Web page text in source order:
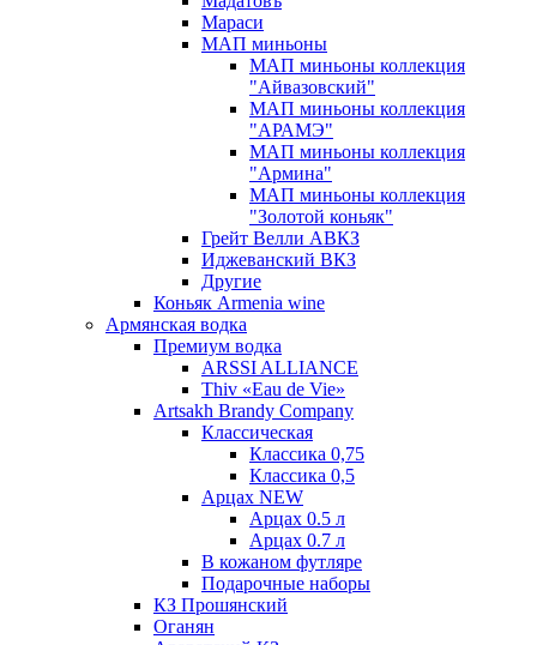
Мараси
МАП миньоны
МАП миньоны коллекция
"Айвазовский"
МАП миньоны коллекция
"АРАМЭ"
МАП миньоны коллекция
"Армина"
МАП миньоны коллекция
"Золотой коньяк"
Грейт Велли АВКЗ
Иджеванский ВКЗ
Другие
Коньяк Armenia wine
Армянская водка
Премиум водка
ARSSI ALLIANCE
Thiv «Eau de Vie»
Artsakh Brandy Company
Классическая
Классика 0,75
Классика 0,5
Арцах NEW
Арцах 0.5 л
Арцах 0.7 л
В кожаном футляре
Подарочные наборы
КЗ Прошянский
Оганян